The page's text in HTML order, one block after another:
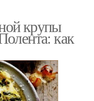
крупы
как